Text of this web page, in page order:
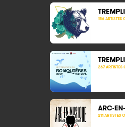
156 ARTISTES
267 ARTISTES
ARC-
211 ARTISTES